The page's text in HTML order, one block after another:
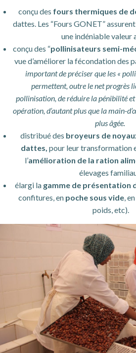
conçu des fours thermiques de
dattes. Les “Fours GONET”
une indéniable valeur
conçu des “pollinisateurs semi-
vue d’améliorer la fécondation des
important de préciser que les «
permettent, outre le net progrès
pollinisation, de réduire la pénibilité
opération, d’autant plus que la main-
plus âgée.
distribué des broyeurs de
dattes, pour leur transformation
l’amélioration de la ration
élevages
élargi la gamme de présentation
confitures, en poche sous vide,
poids, etc).